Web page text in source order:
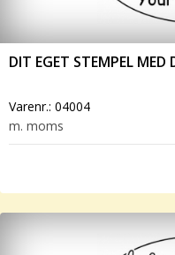
DIT EGET STEMPEL MED
Varenr.: 04004
m. moms